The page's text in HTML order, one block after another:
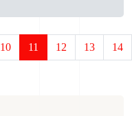
10 11 12 13 14